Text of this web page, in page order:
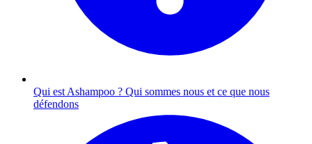
Qui est Ashampoo ? Qui sommes nous et ce que nous
défendons